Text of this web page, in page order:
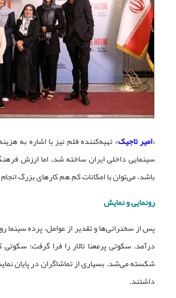
«امیر تاجیک» تهیه‌کننده فلم نیز با اشاره به
سینمایی داخلی ایران ساخته شد، اما ارزش
باشد، می‌توان با امکانات کم هم کارهای بزرگ
رونمایی و نمایش
پس از سخنرانی‌ها و تقدیر از عوامل، پرده
درآمد. سکوتی پرمعنا تالار را فرا گرفت؛
شکسته می‌شد. بسیاری از تماشاگران در پایان
داشتند.